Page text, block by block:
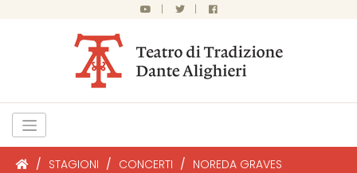
| |
/ STAGIONI / CONCERTI / NOREDA GRAVES